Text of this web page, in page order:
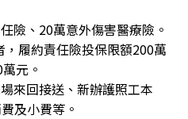
險、20萬意外傷害醫療險。
履約責任險投保限額200萬
元。
來回接送、新辦護照工本
及小費等。